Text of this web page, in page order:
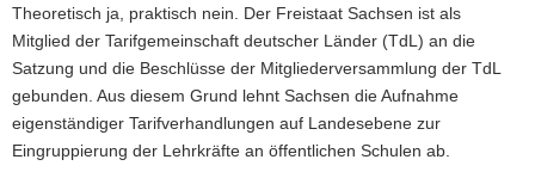
Theoretisch ja, praktisch nein. Der Freistaat Sachsen ist als
Mitglied der Tarifgemeinschaft deutscher Länder (TdL) an die
Satzung und die Beschlüsse der Mitgliederversammlung der TdL
gebunden. Aus diesem Grund lehnt Sachsen die Aufnahme
eigenständiger Tarifverhandlungen auf Landesebene zur
Eingruppierung der Lehrkräfte an öffentlichen Schulen ab.